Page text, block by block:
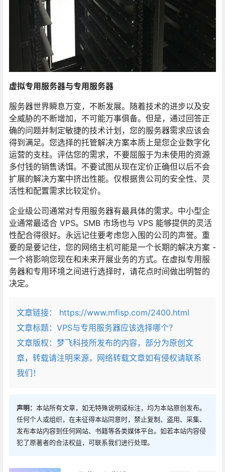
虚拟专用服务器与专用服务器
服务器世界瞬息万变，不断发展。随着技术的进步以及安
全威胁的不断增加，不可能万事俱备。但是，通过回答正
确的问题并制定敏捷的技术计划，您的服务器需求应该会
得到满足。您选择的托管解决方案本质上是您企业数字化
运营的支柱。评估您的需求，不要屈服于为未使用的资源
多付钱的销售诱饵。不要试图从现在定价正确但以后不会
扩展的解决方案中挤出性能。仅根据贵公司的安全性、灵
活性和配置需求比较定价。
企业级公司通常对专用服务器有最具体的需求。中小型企
业通常最适合 VPS。SMB 市场也与 VPS 能够提供的灵活
性配合得很好。永远记住要考虑您入围的公司的声誉。重
要的是要记住，您的网络主机可能是一个长期的解决方案 -
一个将影响您现在和未来开展业务的方式。在虚拟专用服
务器和专用环境之间进行选择时，请花点时间做出明智的
决定。
文章链接：
https://www.mfisp.com/2400.html
文章标题： VPS与专用服务器应该选择哪个？
文章版权：梦飞科技所发布的内容，部分为原创文
章，转载请注明来源，网络转载文章如有侵权请联系
我们！
声明： 本站所有文章，如无特殊说明或标注，均为本站原创发布。
任何个人或组织，在未征得本站同意时，禁止复制、盗用、采集、
发布本站内容到任何网站、书籍等各类媒体平台。如若本站内容侵
犯了原著者的合法权益，可联系我们进行处理。